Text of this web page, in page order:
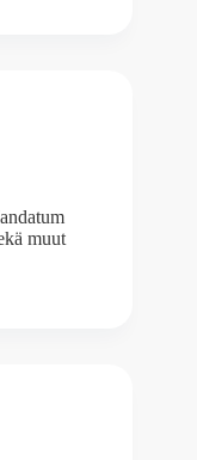
muut